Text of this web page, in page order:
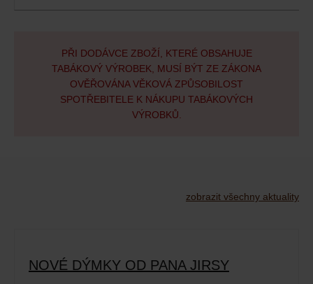
PŘI DODÁVCE ZBOŽÍ, KTERÉ OBSAHUJE
TABÁKOVÝ VÝROBEK, MUSÍ BÝT ZE ZÁKONA
OVĚŘOVÁNA VĚKOVÁ ZPŮSOBILOST
SPOTŘEBITELE K NÁKUPU TABÁKOVÝCH
VÝROBKŮ.
zobrazit všechny aktuality
NOVÉ DÝMKY OD PANA JIRSY